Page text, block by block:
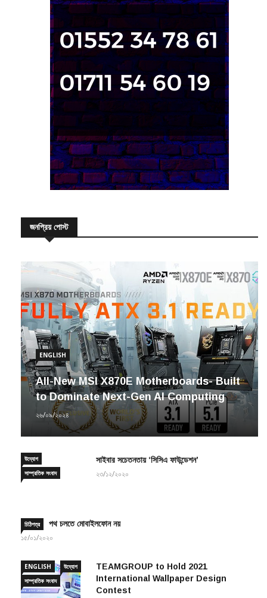
জনপ্রিয় পোস্ট
ENGLISH
All-New MSI X870E Motherboards- Built
to Dominate Next-Gen AI Computing
২৬/০৯/২০২৪
উদ্যোগ
সাম্প্রতিক সংবাদ
সাইবার সচেতনতায় ‘সিসিএ ফাউন্ডেশন’
২৩/১২/২০২০
চিঠিপত্র পথ চলতে মোবাইলফোন নয়
১৫/০১/২০২০
ENGLISH
উদ্যোগ
সাম্প্রতিক সংবাদ
TEAMGROUP to Hold 2021
International Wallpaper Design
Contest